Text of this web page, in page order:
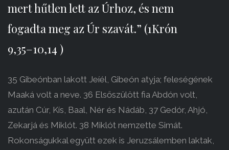
mert hűtlen lett az Úrhoz, és nem
fogadta meg az Úr szavát.” (1Krón
9,35–10,14 )
35 Gibeónban lakott Jeíél, Gibeón atyja; feleségének
Maaká volt a neve. 36 Elsőszülött fia Abdón volt,
azután Cúr, Kís, Baal, Nér és Nádáb, 37 Gedór, Ahjó,
Zekarjá és Miklót. 38 Miklót nemzette Simát.
Rokonságukkal együtt ezek is Jeruzsálemben laktak,